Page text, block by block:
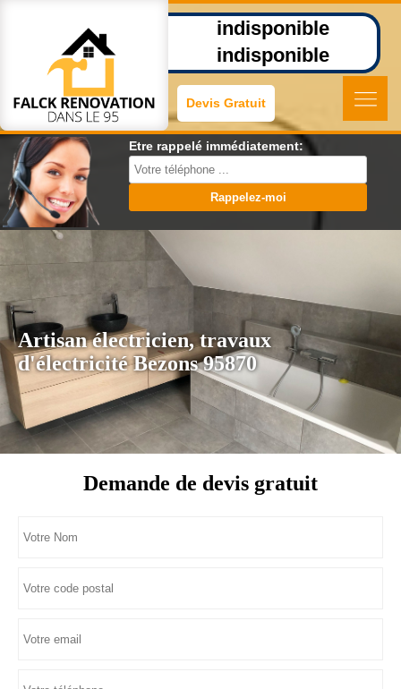
indisponible
indisponible
Devis Gratuit
Etre rappelé immédiatement:
Artisan électricien, travaux
d'électricité Bezons 95870
Demande de devis gratuit